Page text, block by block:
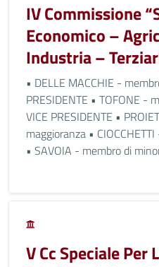
IV Commissione
Economico –
Industria –
• DELLE MACCHIE -
PRESIDENTE • TOFONE -
VICE PRESIDENTE •
maggioranza •
• SAVOIA - membro di
V Cc Speciale Per